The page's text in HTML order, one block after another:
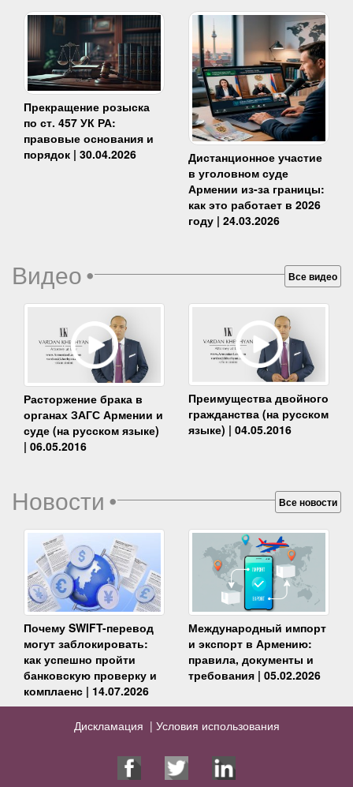
Прекращение розыска
по ст. 457 УК РА:
правовые основания и
порядок | 30.04.2026
Дистанционное участие
в уголовном суде
Армении из-за границы:
как это работает в 2026
году | 24.03.2026
Видео• Все видео
Расторжение брака в
органах ЗАГС Армении и
суде (на русском языке)
| 06.05.2016
Преимущества двойного
гражданства (на русском
языке) | 04.05.2016
Новости• Все новости
Почему SWIFT-перевод
могут заблокировать:
как успешно пройти
банковскую проверку и
комплаенс | 14.07.2026
Международный импорт
и экспорт в Армению:
правила, документы и
требования | 05.02.2026
Дискламация | Условия использования